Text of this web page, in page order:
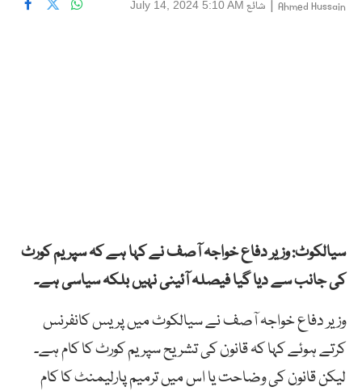
Ahmed Hussain
| شائع July 14, 2024 5:10 AM
سیالکوٹ: وزیر دفاع خواجہ آصف نے کہا ہے کہ سپریم کورٹ
کی جانب سے دیا گیا فیصلہ آئینی نہیں بلکہ سیاسی ہے۔
وزیر دفاع خواجہ آصف نے سیالکوٹ میں پریس کانفرنس
کرتے ہوئے کہا کہ قانون کی تشریح سپریم کورٹ کا کام ہے۔
لیکن قانون کی وضاحت یا اس میں ترمیم پارلیمنٹ کا کام